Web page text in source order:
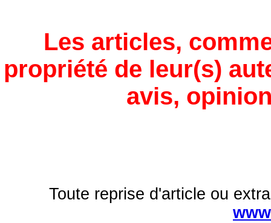
Les articles,
propriété de leur(s)
avis,
Toute reprise d'article ou